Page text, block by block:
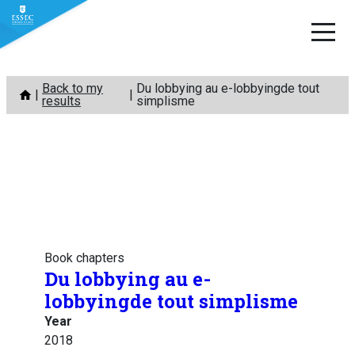
Skip
content
Back to my
results
Du lobbying au e-lobbyingde tout
simplisme
Book chapters
Du lobbying au e-
lobbyingde tout simplisme
Year
2018